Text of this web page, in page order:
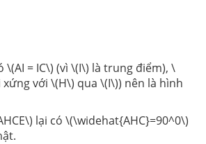
\(AI = IC\) (vì \(I\) là trung điểm), \
xứng với \(H\) qua \(I\)) nên là hình
lại có \(\widehat{AHC}=90^0\)